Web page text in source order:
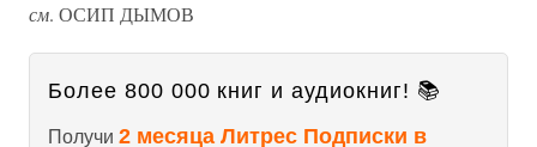
см. ОСИП ДЫМОВ
Более 800 000 книг и аудиокниг! 📚
Получи 2 месяца Литрес Подписки в